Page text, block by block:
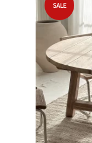
SALE